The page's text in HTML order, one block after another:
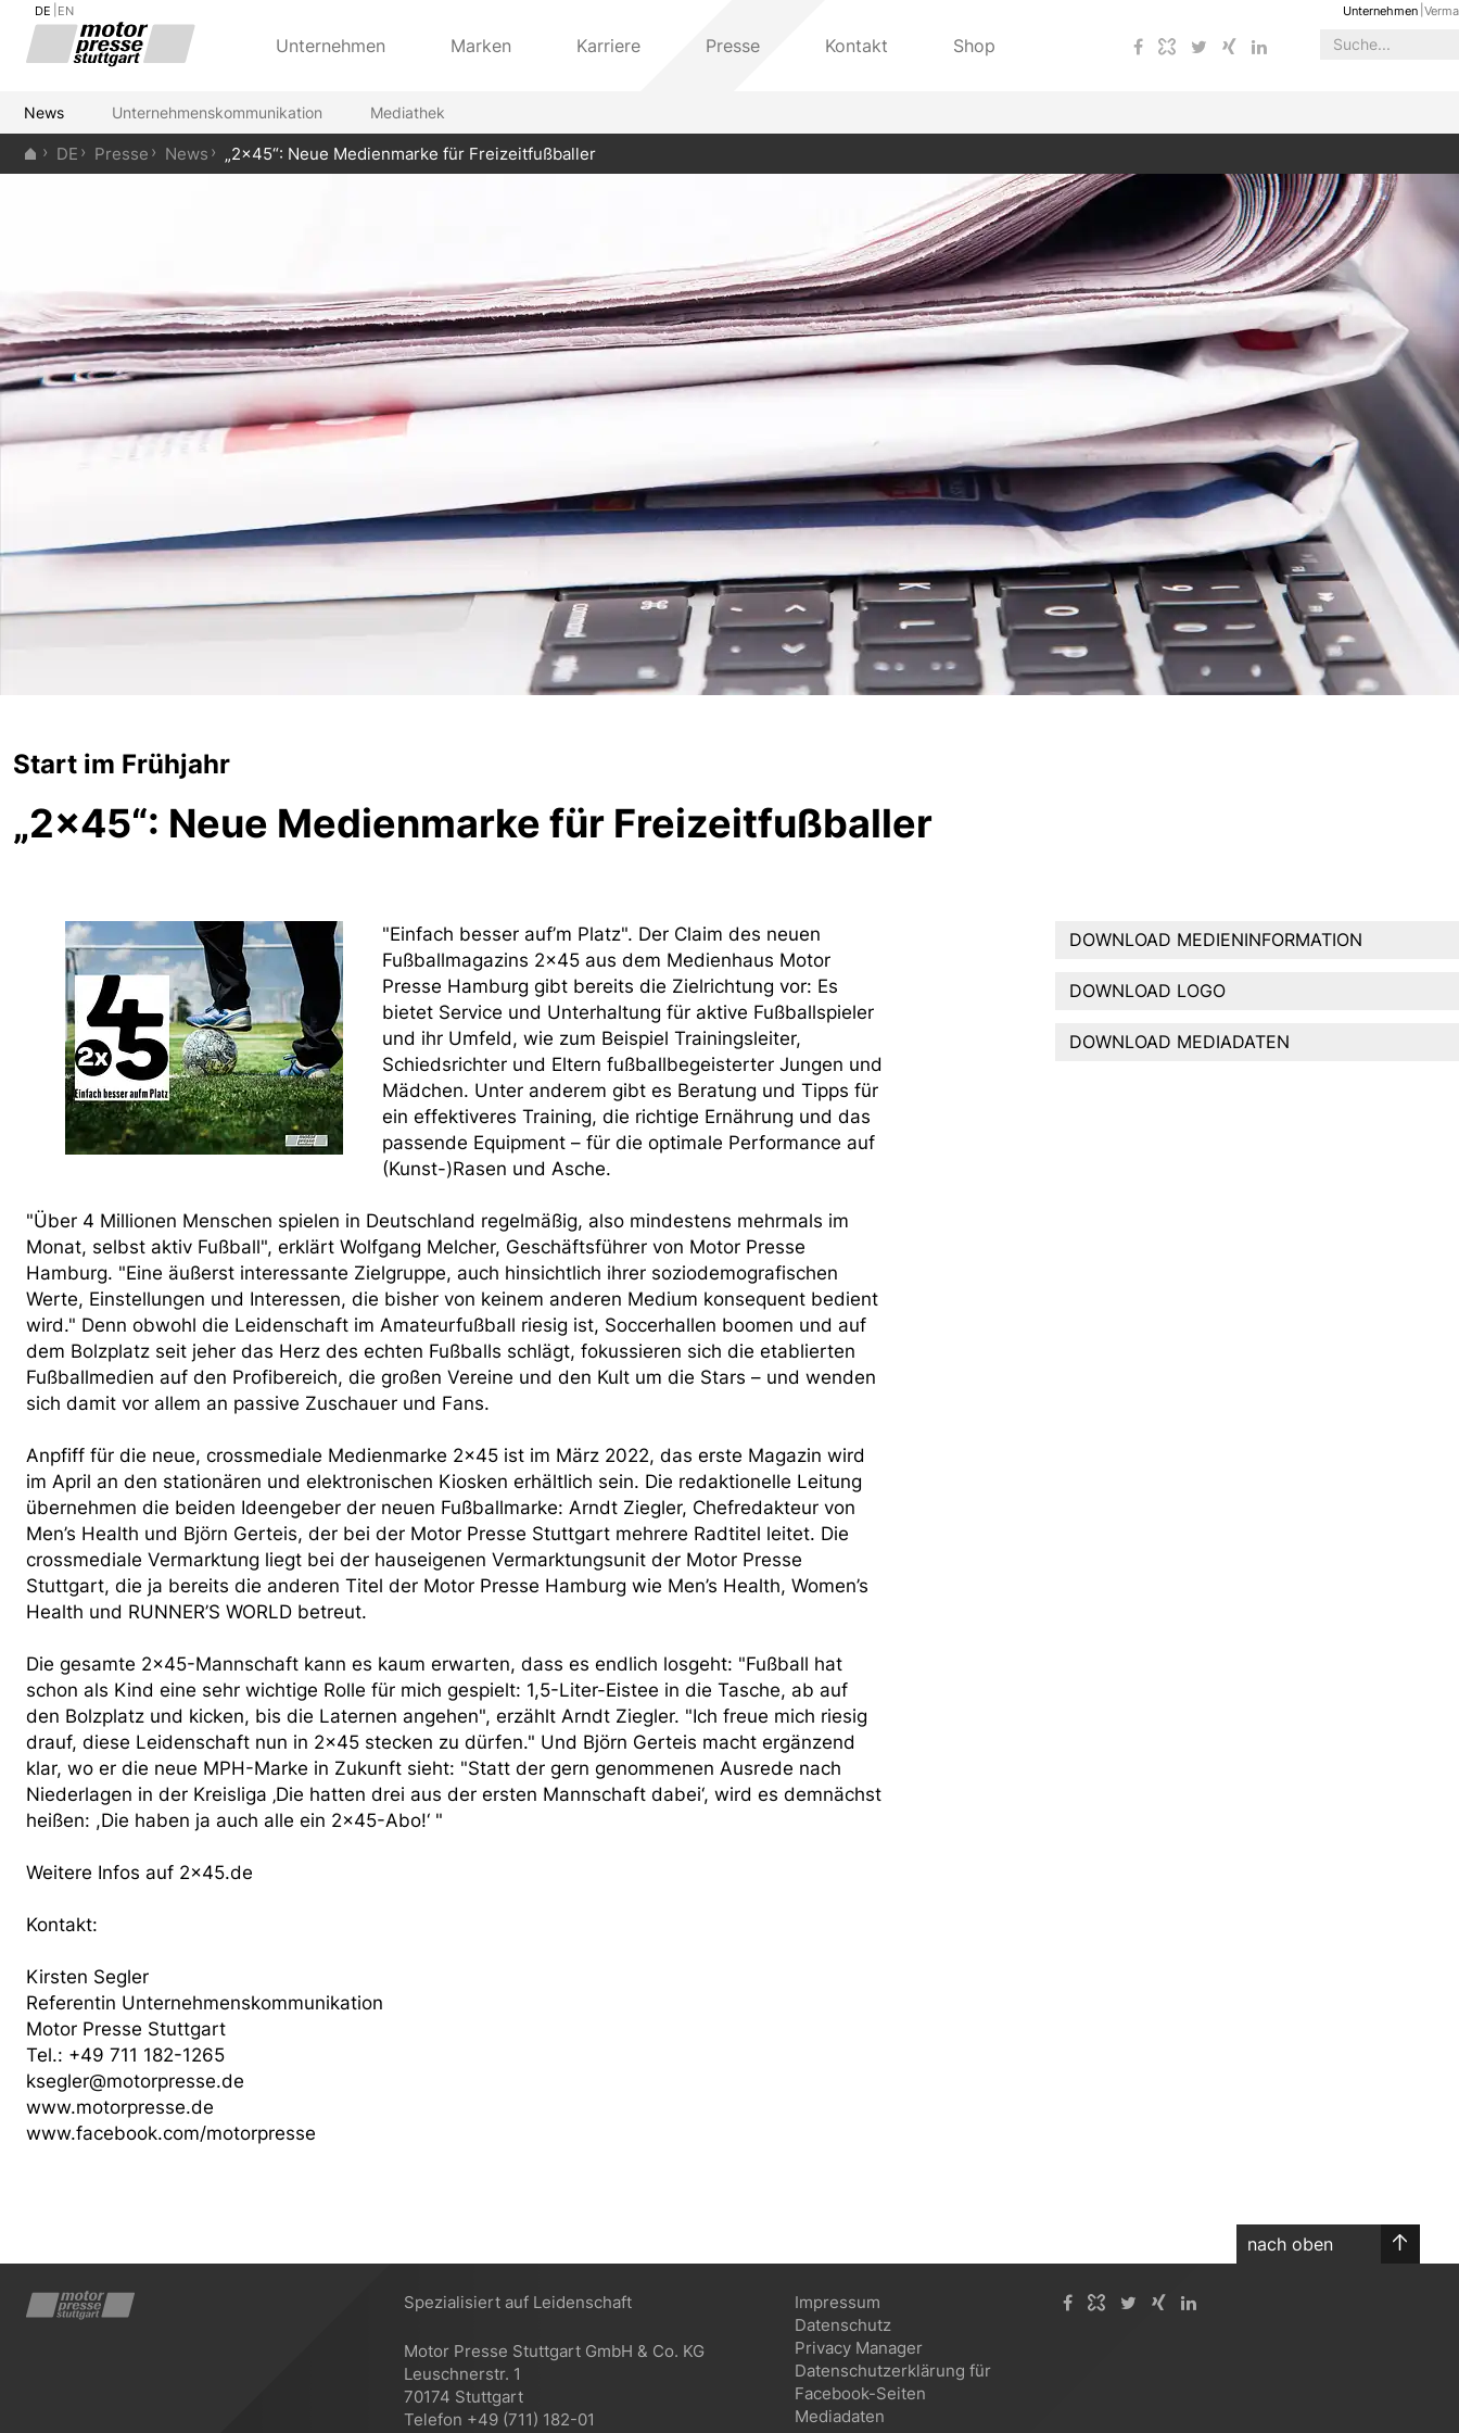
DE EN Unternehmen
Unternehmen Marken Karriere Presse
News Unternehmenskommunikation Mediathek
Kontakt Shop
DE Presse News „2x45“: Neue Medienmarke für Freizeitfußballer
Start im Frühjahr
„2x45“: Neue Medienmarke für Freizeitfußballer
"Einfach besser auf’m Platz". Der Claim des neuen
Fußballmagazins 2x45 aus dem Medienhaus Motor
Presse Hamburg gibt bereits die Zielrichtung vor: Es
bietet Service und Unterhaltung für aktive Fußballspieler
und ihr Umfeld, wie zum Beispiel Trainingsleiter,
Schiedsrichter und Eltern fußballbegeisterter Jungen und
Mädchen. Unter anderem gibt es Beratung und Tipps für
ein effektiveres Training, die richtige Ernährung und das
passende Equipment – für die optimale Performance auf
(Kunst-)Rasen und Asche.
"Über 4 Millionen Menschen spielen in Deutschland regelmäßig, also mindestens mehrmals im
Monat, selbst aktiv Fußball", erklärt Wolfgang Melcher, Geschäftsführer von Motor Presse
Hamburg. "Eine äußerst interessante Zielgruppe, auch hinsichtlich ihrer soziodemografischen
Werte, Einstellungen und Interessen, die bisher von keinem anderen Medium konsequent bedient
wird." Denn obwohl die Leidenschaft im Amateurfußball riesig ist, Soccerhallen boomen und auf
dem Bolzplatz seit jeher das Herz des echten Fußballs schlägt, fokussieren sich die etablierten
Fußballmedien auf den Profibereich, die großen Vereine und den Kult um die Stars – und wenden
sich damit vor allem an passive Zuschauer und Fans.
Anpfiff für die neue, crossmediale Medienmarke 2x45 ist im März 2022, das erste Magazin wird
im April an den stationären und elektronischen Kiosken erhältlich sein. Die redaktionelle Leitung
übernehmen die beiden Ideengeber der neuen Fußballmarke: Arndt Ziegler, Chefredakteur von
Men’s Health und Björn Gerteis, der bei der Motor Presse Stuttgart mehrere Radtitel leitet. Die
crossmediale Vermarktung liegt bei der hauseigenen Vermarktungsunit der Motor Presse
Stuttgart, die ja bereits die anderen Titel der Motor Presse Hamburg wie Men’s Health, Women’s
Health und RUNNER’S WORLD betreut.
Die gesamte 2x45-Mannschaft kann es kaum erwarten, dass es endlich losgeht: "Fußball hat
schon als Kind eine sehr wichtige Rolle für mich gespielt: 1,5-Liter-Eistee in die Tasche, ab auf
den Bolzplatz und kicken, bis die Laternen angehen", erzählt Arndt Ziegler. "Ich freue mich riesig
drauf, diese Leidenschaft nun in 2x45 stecken zu dürfen." Und Björn Gerteis macht ergänzend
klar, wo er die neue MPH-Marke in Zukunft sieht: "Statt der gern genommenen Ausrede nach
Niederlagen in der Kreisliga ‚Die hatten drei aus der ersten Mannschaft dabei‘, wird es demnächst
heißen: ,Die haben ja auch alle ein 2x45-Abo!‘ "
Weitere Infos auf 2x45.de
Kontakt:
Kirsten Segler
Referentin Unternehmenskommunikation
Motor Presse Stuttgart
Tel.: +49 711 182-1265
ksegler@motorpresse.de
www.motorpresse.de
www.facebook.com/motorpresse
DOWNLOAD MEDIENINFORMATION
DOWNLOAD LOGO
DOWNLOAD MEDIADATEN
nach oben
Spezialisiert auf Leidenschaft
Motor Presse Stuttgart GmbH & Co. KG
Leuschnerstr. 1
70174 Stuttgart
Telefon +49 (711) 182-01
Impressum
Datenschutz
Privacy Manager
Datenschutzerklärung für
Facebook-Seiten
Mediadaten